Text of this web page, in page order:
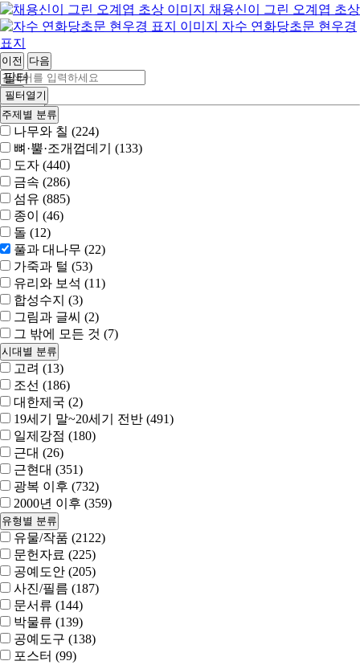
채용신이 그린 오계엽 초상
자수 연화당초문 현우경
표지
이전 다음
검색
상세검색
필터
필터열기
주제별 분류
나무와 칠 (224)
뼈·뿔·조개껍데기 (133)
도자 (440)
금속 (286)
섬유 (885)
종이 (46)
돌 (12)
풀과 대나무 (22)
가죽과 털 (53)
유리와 보석 (11)
합성수지 (3)
그림과 글씨 (2)
그 밖에 모든 것 (7)
시대별 분류
고려 (13)
조선 (186)
대한제국 (2)
19세기 말~20세기 전반 (491)
일제강점 (180)
근대 (26)
근현대 (351)
광복 이후 (732)
2000년 이후 (359)
유형별 분류
유물/작품 (2122)
문헌자료 (225)
공예도안 (205)
사진/필름 (187)
문서류 (144)
박물류 (139)
공예도구 (138)
포스터 (99)